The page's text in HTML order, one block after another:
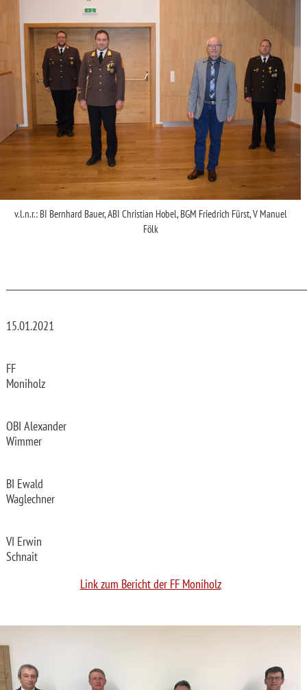
v.l.n.r.: BI Bernhard Bauer, ABI Christian Hobel, BGM Friedrich Fürst, V Manuel
Fölk
15.01.2021
FF
Moniholz
OBI Alexander
Wimmer
BI Ewald
Waglechner
VI Erwin
Schnait
Link zum Bericht der FF Moniholz